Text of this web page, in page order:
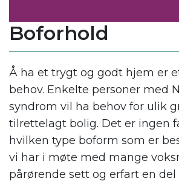
Boforhold
Å ha et trygt og godt hjem er
behov. Enkelte personer med
syndrom vil ha behov for ulik
tilrettelagt bolig. Det er ingen
hvilken type boform som er
vi har i møte med mange
pårørende sett og erfart en